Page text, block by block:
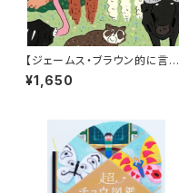
【ジェームス・ブラウン的に言え
ば「ゲロッパ！」的な絵本！】『どう
どうどうどう どうぶつえん』
¥1,650